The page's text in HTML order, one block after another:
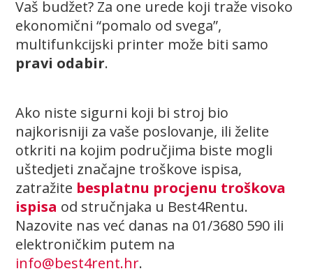
Vaš budžet? Za one urede koji traže visoko
ekonomični “pomalo od svega”,
multifunkcijski printer može biti samo
pravi odabir.
Ako niste sigurni koji bi stroj bio
najkorisniji za vaše poslovanje, ili želite
otkriti na kojim područjima biste mogli
uštedjeti značajne troškove ispisa,
zatražite besplatnu procjenu troškova
ispisa od stručnjaka u Best4Rentu.
Nazovite nas već danas na 01/3680 590 ili
elektroničkim putem na
info@best4rent.hr.